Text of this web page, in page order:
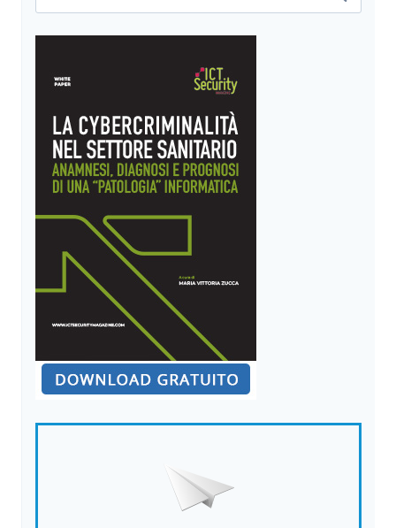
EDIZIONE
ALLA
GIUGNO
CON
I
LEADER
CYBERSECURITY
PER
LE
IMPRESE
LA
RICERCA
per: